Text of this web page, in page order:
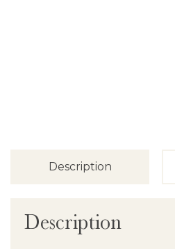
Description
Description